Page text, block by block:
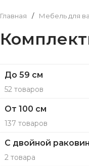
Главная / Мебель для
До 59 см
52 товаров
От 100 см
137 товаров
С двойной
2 товара